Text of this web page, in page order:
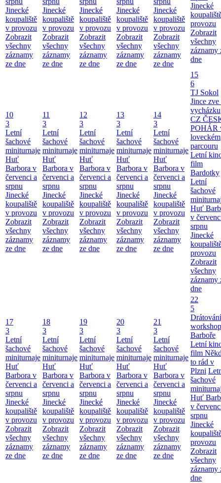
Jinecké
koupaliště
v provozu
Zobrazit
všechny
záznamy
ze dne
Jinecké
koupaliště
v provozu
Zobrazit
všechny
záznamy
ze dne
Jinecké
koupaliště
v provozu
Zobrazit
všechny
záznamy
ze dne
Jinecké
koupaliště
v provozu
Zobrazit
všechny
záznamy
ze dne
Jinecké
koupaliště
v provozu
Zobrazit
všechny
záznamy
ze dne
Jinecké
provozu
Zobrazit
všechny
záznamy
dne
10
3
Letní
šachové
miniturnaje
Huť
Barbora v
červenci a
srpnu
Jinecké
koupaliště
v provozu
Zobrazit
všechny
záznamy
ze dne
11
3
Letní
šachové
miniturnaje
Huť
Barbora v
červenci a
srpnu
Jinecké
koupaliště
v provozu
Zobrazit
všechny
záznamy
ze dne
12
3
Letní
šachové
miniturnaje
Huť
Barbora v
červenci a
srpnu
Jinecké
koupaliště
v provozu
Zobrazit
všechny
záznamy
ze dne
13
3
Letní
šachové
miniturnaje
Huť
Barbora v
červenci a
srpnu
Jinecké
koupaliště
v provozu
Zobrazit
všechny
záznamy
ze dne
14
3
Letní
šachové
miniturnaje
Huť
Barbora v
červenci a
srpnu
Jinecké
koupaliště
v provozu
Zobrazit
všechny
záznamy
ze dne
15
6
TJ Sokol
Jince zve
vycházku
CZ
POHÁR
loveckém
parcouru
Letní
film
Bardotky
Letní
šachové
Huť
v
srpnu
Jinecké
provozu
Zobrazit
všechny
záznamy
dne
17
3
Letní
šachové
miniturnaje
Huť
Barbora v
červenci a
srpnu
Jinecké
koupaliště
v provozu
Zobrazit
všechny
záznamy
ze dne
18
3
Letní
šachové
miniturnaje
Huť
Barbora v
červenci a
srpnu
Jinecké
koupaliště
v provozu
Zobrazit
všechny
záznamy
ze dne
19
3
Letní
šachové
miniturnaje
Huť
Barbora v
červenci a
srpnu
Jinecké
koupaliště
v provozu
Zobrazit
všechny
záznamy
ze dne
20
3
Letní
šachové
miniturnaje
Huť
Barbora v
červenci a
srpnu
Jinecké
koupaliště
v provozu
Zobrazit
všechny
záznamy
ze dne
21
3
Letní
šachové
miniturnaje
Huť
Barbora v
červenci a
srpnu
Jinecké
koupaliště
v provozu
Zobrazit
všechny
záznamy
ze dne
22
5
Barboře
Letní
film
to rád v
Plzni
šachové
Huť
v
srpnu
Jinecké
provozu
Zobrazit
všechny
záznamy
dne